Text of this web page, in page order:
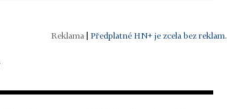
| Předplatné HN+ je zcela bez reklam.